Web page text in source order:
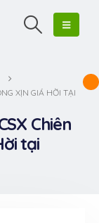
XỊN GIÁ HỜI TẠI
Chiên
tại